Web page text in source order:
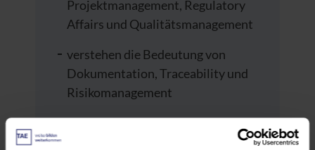
Projektmanagement, Regulatory
Affairs und Qualitätsmanagement
verstehen die Bedeutung von
Dokumentation, Traceability und
Risikomanagement
können typische Projektfehler in